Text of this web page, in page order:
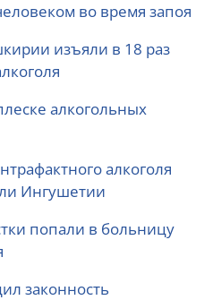
во время запоя
изъяли в 18 раз
алкогольных
алкоголя
Ингушетии
попали в больницу
законность